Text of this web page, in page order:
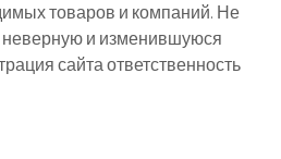
товаров и компаний. Не
и изменившуюся
сайта ответственность